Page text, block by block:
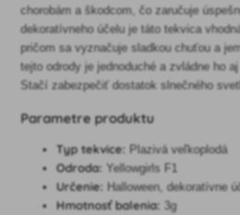
chorobám a škodcom, čo zaručuje
dekoratívneho účelu je táto tekvica
pričom sa vyznačuje sladkou chuťou a
tejto odrody je jednoduché a zvládne ho
Stačí zabezpečiť dostatok slnečného
Parametre produktu
Typ tekvice: Plazivá veľkoplodá
Odroda: Yellowgirls F1
Určenie: Halloween, dekoratívne
Hmotnosť balenia: 3g